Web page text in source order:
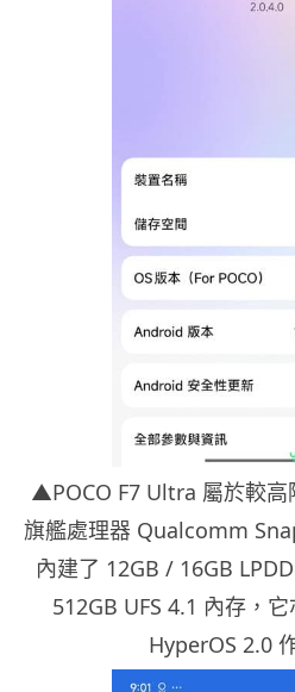
▲POCO F7 Ultra 屬於較高
旗艦處理器 Qualcomm
內建了 12GB / 16GB
512GB UFS 4.1 內存，
HyperOS 2.0